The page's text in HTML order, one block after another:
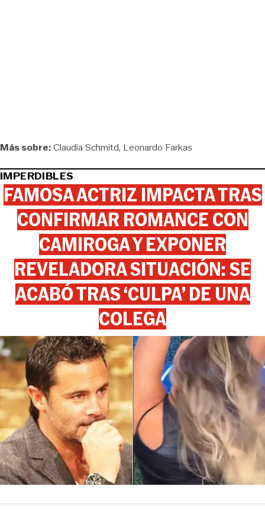
Más sobre:Claudia Schmitd Leonardo Farkas
IMPERDIBLES
FAMOSA ACTRIZ IMPACTA TRAS
CONFIRMAR ROMANCE CON
CAMIROGA Y EXPONER
REVELADORA SITUACIÓN: SE
ACABÓ TRAS ‘CULPA’ DE UNA
COLEGA